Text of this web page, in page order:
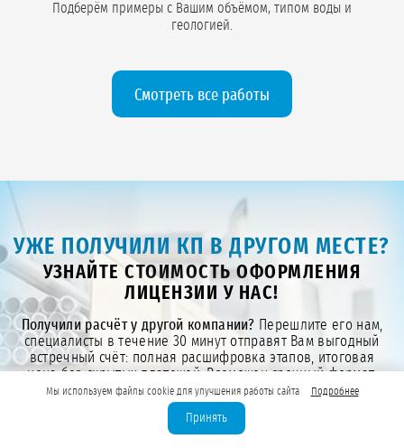
Подберём примеры с Вашим объёмом, типом воды и
геологией.
Смотреть все работы
УЖЕ ПОЛУЧИЛИ КП В ДРУГОМ МЕСТЕ?
УЗНАЙТЕ СТОИМОСТЬ ОФОРМЛЕНИЯ
ЛИЦЕНЗИИ У НАС!
Получили расчёт у другой компании? Перешлите его нам,
специалисты в течение 30 минут отправят Вам выгодный
встречный счёт: полная расшифровка этапов, итоговая
цена без скрытых платежей. Возможен срочный формат,
если намечается проверка.
Загрузите файл .pdf, .docx или .xlsx до 10 МБ
Мы используем файлы cookie для улучшения работы сайта Подробнее
Принять